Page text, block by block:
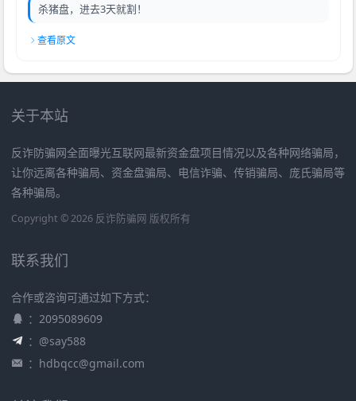
杀猪盘，进去3天就割！
查看原文
关于本站
反诈防骗网全面曝光互联网最新资金盘项目情况以及各种网络骗局，
让你远离各种骗局、资金盘骗局、电信诈骗、传销骗局、庞氏骗局等
各种骗局。
Copyright © 2026 反诈防骗网 版权所有
联系我们
合作或咨询可通过如下方式：
：2095089609
：@say588
： hdbqcc@gmail.com